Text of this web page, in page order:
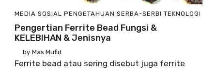
MEDIA SOSIAL PENGETAHUAN SERBA-SERBI TEKNOLOGI
Pengertian Ferrite Bead Fungsi &
KELEBIHAN & Jenisnya
by Mas Mufid
Ferrite bead atau sering disebut juga ferrite